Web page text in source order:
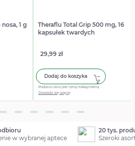
1 g
Theraflu Total Grip 500 mg, 16
kapsułek twardych
29,99 zł
Dodaj do koszyka
Podana cena jest ceną maksymalną
Dowiedz się więcej
w wybranej aptece
20 tys.
Szeroki